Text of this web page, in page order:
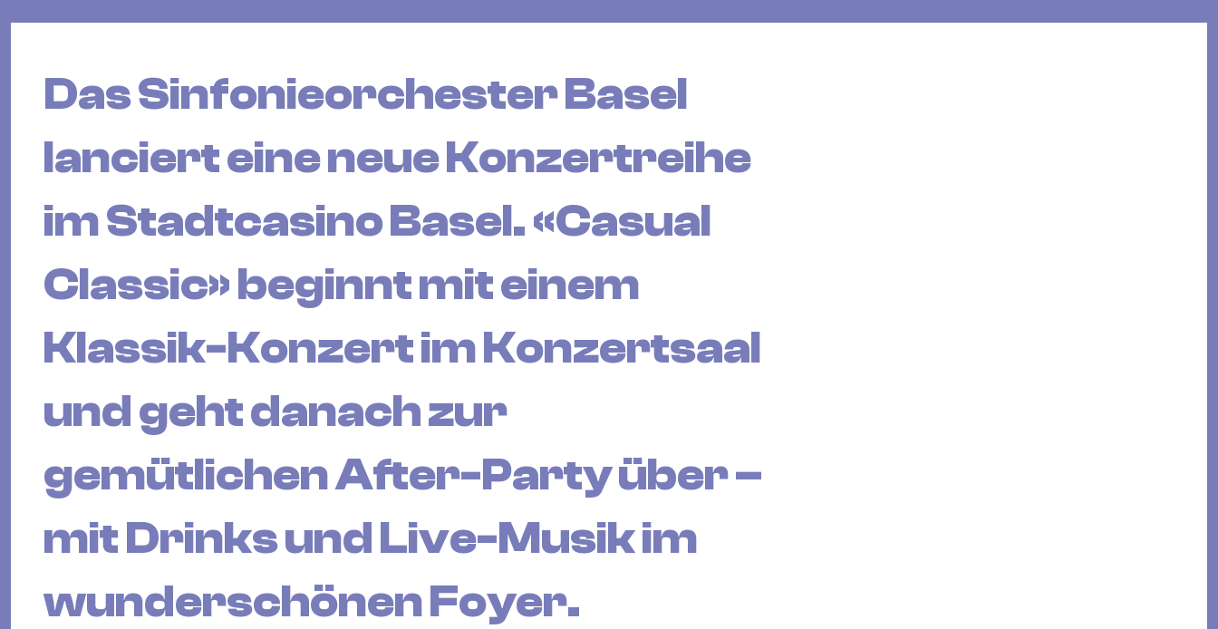
Das Sinfonieorchester Basel
lanciert eine neue Konzertreihe
im Stadtcasino Basel. «Casual
Classic» beginnt mit einem
Klassik-Konzert im Konzertsaal
und geht danach zur
gemütlichen After-Party über –
mit Drinks und Live-Musik im
wunderschönen Foyer.